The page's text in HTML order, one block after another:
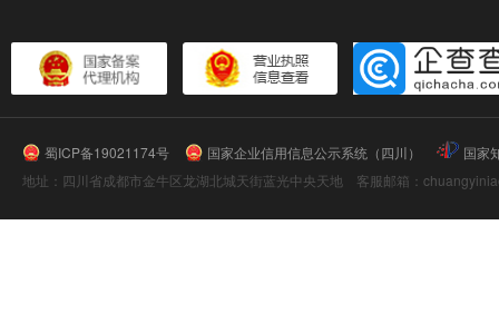
蜀ICP备19021174号 国家企业信用信息公示系统（四川）
国家
地址：四川省成都市金牛区龙湖北城天街蓝光中央天地 客服邮箱：